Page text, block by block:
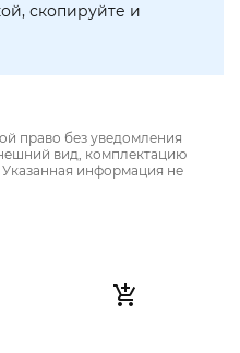
скопируйте и
право без уведомления
вид, комплектацию
Указанная информация не